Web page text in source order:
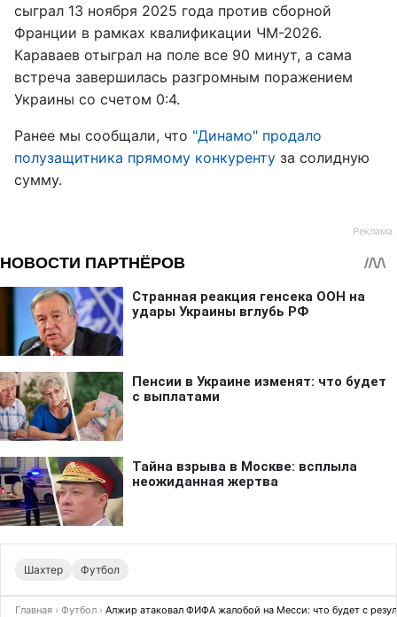
сыграл 13 ноября 2025 года против сборной
Франции в рамках квалификации ЧМ-2026.
Караваев отыграл на поле все 90 минут, а сама
встреча завершилась разгромным поражением
Украины со счетом 0:4.
Ранее мы сообщали, что "Динамо" продало
полузащитника прямому конкуренту за солидную
сумму.
Шахтер Футбол
Главная › Футбол › Алжир атаковал ФИФА жалобой на Месси: что будет с